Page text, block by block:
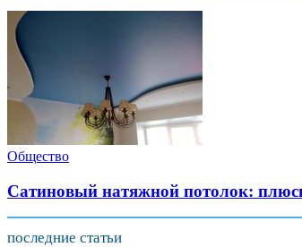
Общество
Сатиновый натяжной потолок:
последние статьи